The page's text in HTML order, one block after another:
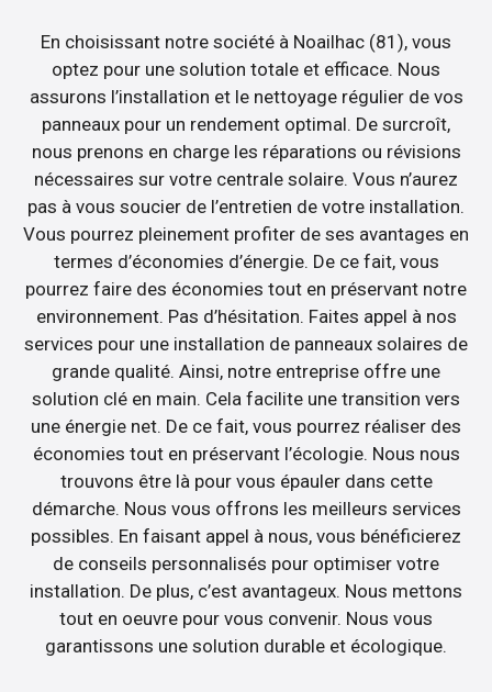
En choisissant notre société à Noailhac (81), vous
optez pour une solution totale et efficace. Nous
assurons l’installation et le nettoyage régulier de vos
panneaux pour un rendement optimal. De surcroît,
nous prenons en charge les réparations ou révisions
nécessaires sur votre centrale solaire. Vous n’aurez
pas à vous soucier de l’entretien de votre installation.
Vous pourrez pleinement profiter de ses avantages en
termes d’économies d’énergie. De ce fait, vous
pourrez faire des économies tout en préservant notre
environnement. Pas d’hésitation. Faites appel à nos
services pour une installation de panneaux solaires de
grande qualité. Ainsi, notre entreprise offre une
solution clé en main. Cela facilite une transition vers
une énergie net. De ce fait, vous pourrez réaliser des
économies tout en préservant l’écologie. Nous nous
trouvons être là pour vous épauler dans cette
démarche. Nous vous offrons les meilleurs services
possibles. En faisant appel à nous, vous bénéficierez
de conseils personnalisés pour optimiser votre
installation. De plus, c’est avantageux. Nous mettons
tout en oeuvre pour vous convenir. Nous vous
garantissons une solution durable et écologique.